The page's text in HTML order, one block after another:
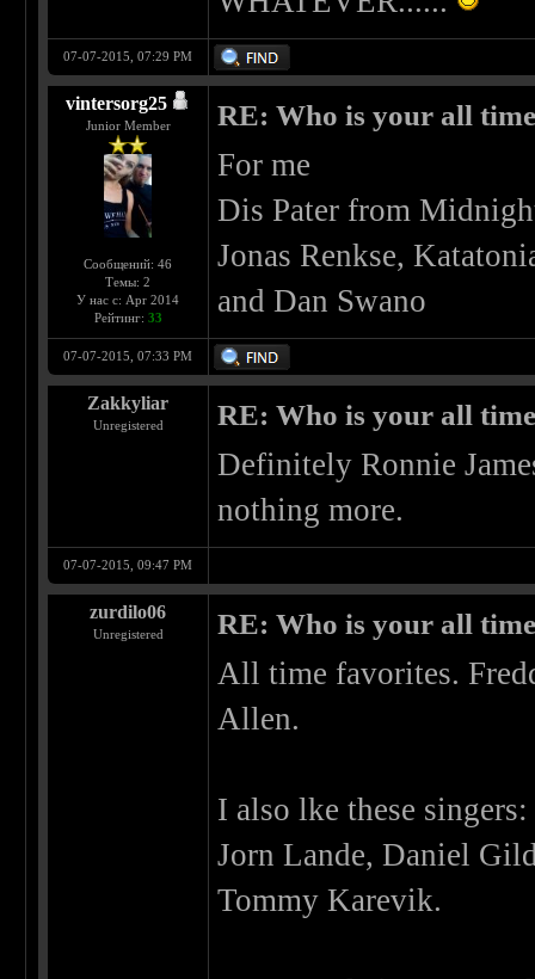
07-07-2015, 07:29 PM
vintersorg25
Junior Member
Сообщений: 46
Темы: 2
У нас с: Apr 2014
Рейтинг: 33
RE: Who is your all
For me
Dis Pater from
Jonas Renkse,
and Dan Swano
07-07-2015, 07:33 PM
Zakkyliar
Unregistered RE: Who is your all
Definitely Ronnie
nothing more.
07-07-2015, 09:47 PM
zurdilo06
Unregistered RE: Who is your all
All time favorites.
Allen.
I also lke these singers:
Jorn Lande, Daniel
Tommy Karevik.